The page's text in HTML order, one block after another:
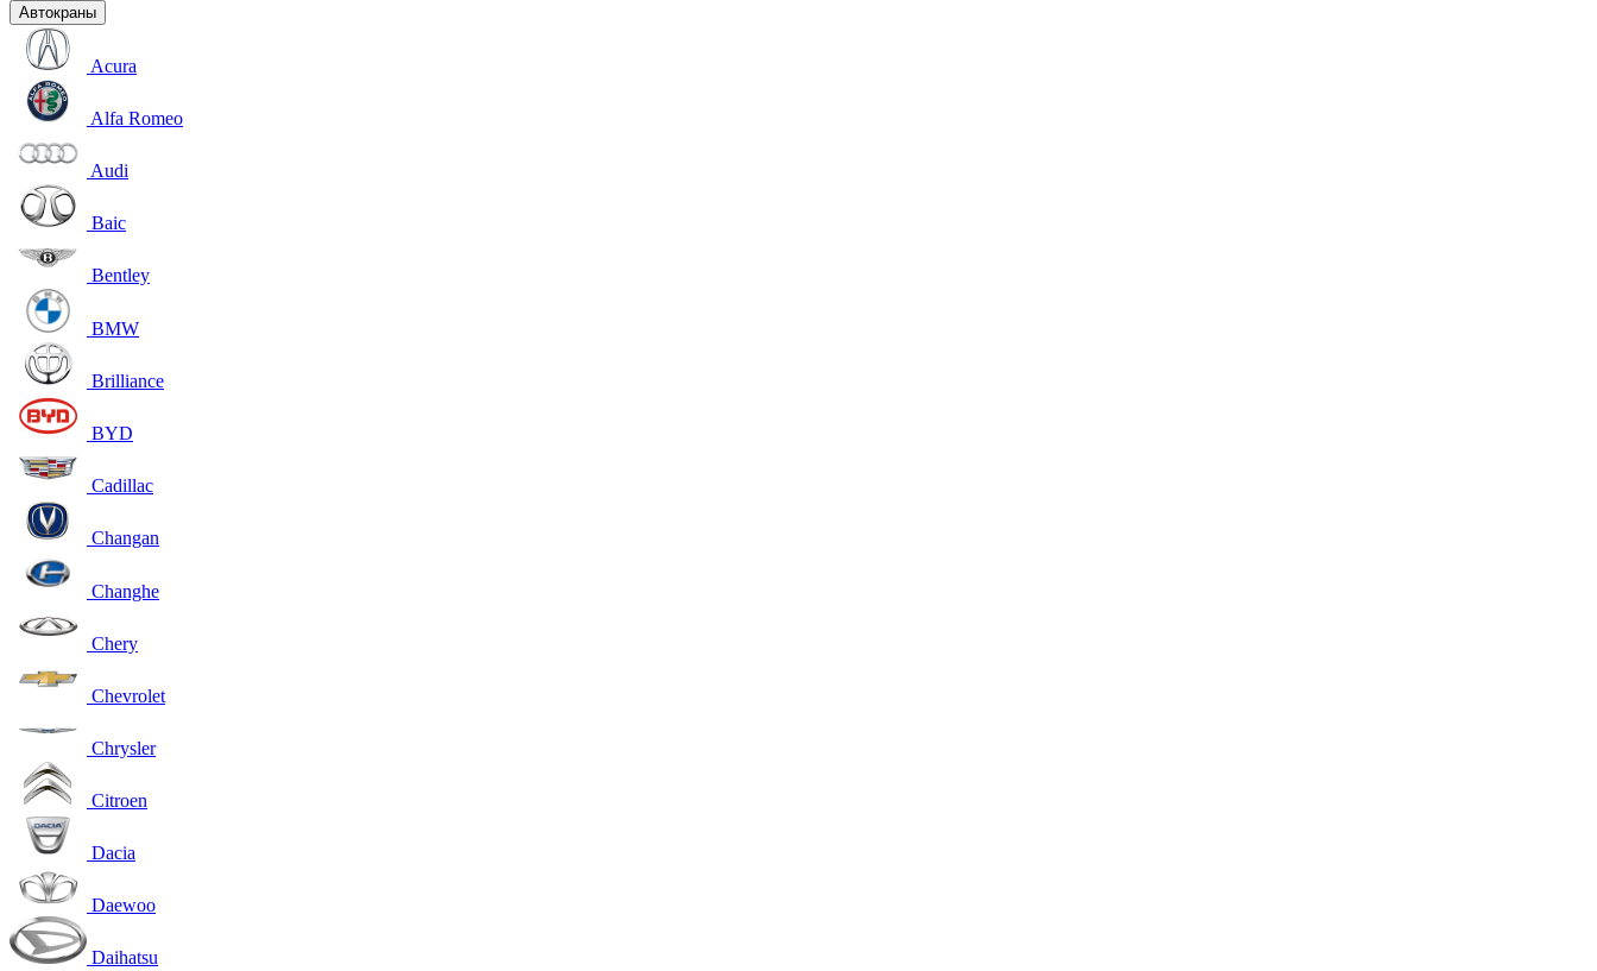
Автокраны
Acura
Alfa Romeo
Audi
Baic
Bentley
BMW
Brilliance
BYD
Cadillac
Changan
Changhe
Chery
Chevrolet
Chrysler
Citroen
Dacia
Daewoo
Daihatsu